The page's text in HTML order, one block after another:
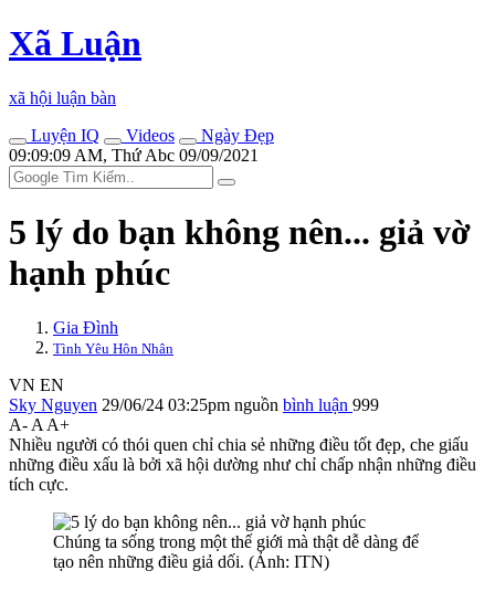
Xã Luận
xã hội luận bàn
Luyện IQ
Videos
Ngày Đẹp
09:09:09 AM, Thứ Abc 09/09/2021
5 lý do bạn không nên... giả vờ
hạnh phúc
Gia Đình
Tình Yêu Hôn Nhân
VN EN
Sky Nguyen 29/06/24 03:25pm nguồn bình luận 999
A- A A+
Nhiều người có thói quen chỉ chia sẻ những điều tốt đẹp, che giấu
những điều xấu là bởi xã hội dường như chỉ chấp nhận những điều
tích cực.
Chúng ta sống trong một thế giới mà thật dễ dàng để
tạo nên những điều giả dối. (Ảnh: ITN)